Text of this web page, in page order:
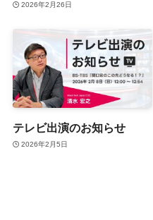
2026年2月26日
テレビ出演のお知らせ
2026年2月5日